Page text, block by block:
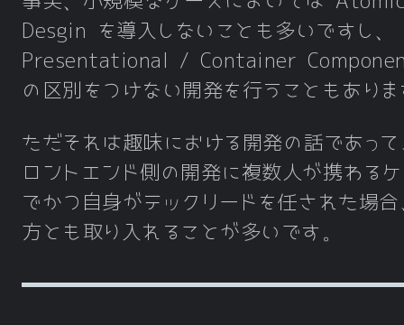
Desgin を導入しないことも多いですし、
Presentational / Container
の区別をつけない開発を行うこともあり
ただそれは趣味における開発の話であっ
ロントエンド側の開発に複数人が携わる
でかつ自身がテックリードを任された場
方とも取り入れることが多いです。